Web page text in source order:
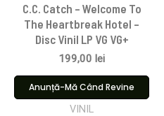
C.C. Catch – Welcome To
The Heartbreak Hotel –
Disc Vinil LP VG VG+
199,00 lei
Anunță-Mă Când Revine
VINIL